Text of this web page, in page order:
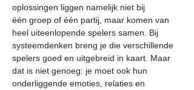
oplossingen liggen namelijk niet bij
één groep of één partij, maar komen van
heel uiteenlopende spelers samen. Bij
systeemdenken breng je die verschillende
spelers goed en uitgebreid in kaart. Maar
dat is niet genoeg: je moet ook hun
onderliggende emoties, relaties en